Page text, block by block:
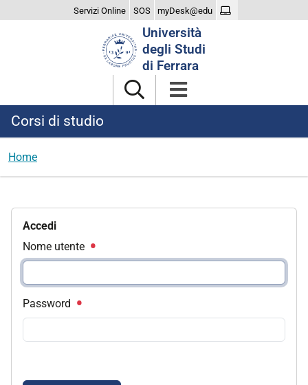
Servizi Online SOS myDesk@edu
Università
degli Studi
di Ferrara
Corsi di studio
Home
Accedi
Nome utente
Password